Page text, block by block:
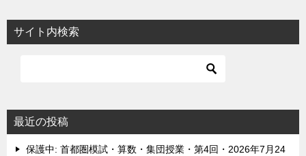
サイト内検索
最近の投稿
保護中: 首都圏模試・算数・集団授業・第4回・2026年7月24